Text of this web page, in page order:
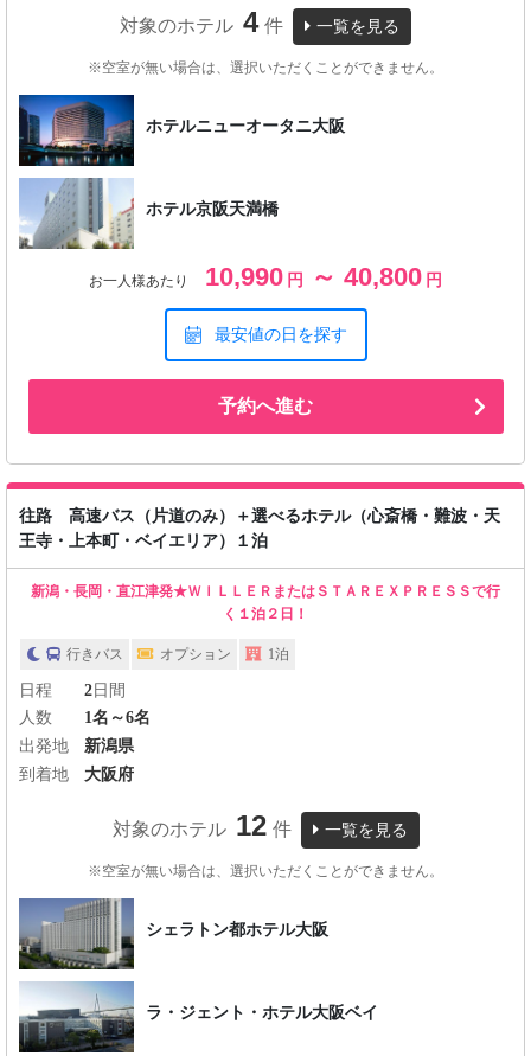
対象のホテル 4 件 一覧を見る
※空室が無い場合は、選択いただくことができません。
ホテルニューオータニ大阪
ホテル京阪天満橋
お一人様あたり 10,990 円 ～ 40,800 円
最安値の日を探す
予約へ進む
往路 高速バス（片道のみ）＋選べるホテル（心斎橋・難波・天
王寺・上本町・ベイエリア）１泊
新潟・長岡・直江津発★ＷＩＬＬＥＲまたはＳＴＡＲＥＸＰＲＥＳＳで行
く１泊２日！
行きバス オプション 1泊
日程 2 日間
人数
1名～6名
出発地
新潟県
到着地
大阪府
対象のホテル 12 件 一覧を見る
※空室が無い場合は、選択いただくことができません。
シェラトン都ホテル大阪
ラ・ジェント・ホテル大阪ベイ